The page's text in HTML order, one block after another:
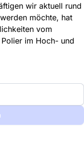
wir aktuell rund
möchte, hat
vom
im Hoch- und